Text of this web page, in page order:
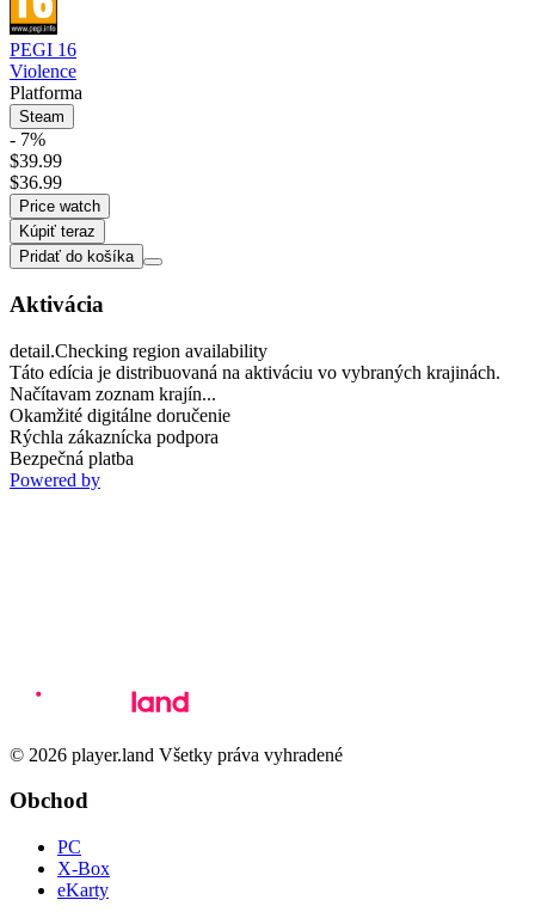
PEGI 16
Violence
Platforma
Steam
- 7%
$39.99
$36.99
Price watch
Kúpiť teraz
Pridať do košíka
Aktivácia
detail.Checking region availability
Táto edícia je distribuovaná na aktiváciu vo vybraných krajinách.
Načítavam zoznam krajín...
Okamžité digitálne doručenie
Rýchla zákaznícka podpora
Bezpečná platba
Powered by
© 2026 player.land Všetky práva vyhradené
Obchod
PC
X-Box
eKarty